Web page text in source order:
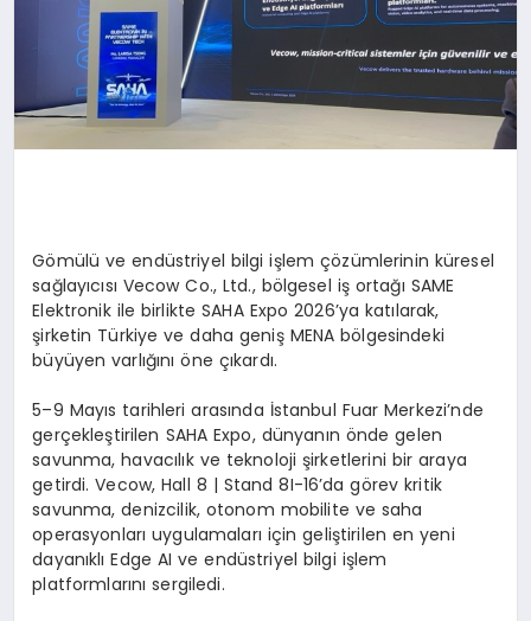
Gömülü ve endüstriyel bilgi işlem çözümlerinin küresel
sağlayıcısı Vecow Co., Ltd., bölgesel iş ortağı SAME
Elektronik ile birlikte SAHA Expo 2026’ya katılarak,
şirketin Türkiye ve daha geniş MENA bölgesindeki
büyüyen varlığını öne çıkardı.
5–9 Mayıs tarihleri arasında İstanbul Fuar Merkezi’nde
gerçekleştirilen SAHA Expo, dünyanın önde gelen
savunma, havacılık ve teknoloji şirketlerini bir araya
getirdi.Vecow,Hall 8 | Stand 8I-16’da görev kritik
savunma, denizcilik, otonom mobilite ve saha
operasyonları uygulamaları için geliştirilen en yeni
dayanıklıEdge AI ve endüstriyel bilgi işlem
platformlarını sergiledi.